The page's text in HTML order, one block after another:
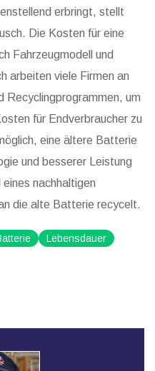
erbringt, stellt
Die Kosten für eine
Fahrzeugmodell und
arbeiten viele Firmen an
Recyclingprogrammen, um
für Endverbraucher zu
eine ältere Batterie
und besserer Leistung
nachhaltigen
die alte Batterie recycelt.
Lebensdauer